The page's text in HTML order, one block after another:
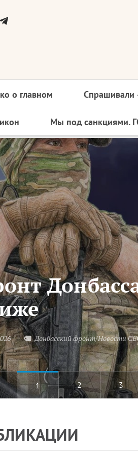
о главном Спрашивали
Мы под санкциями.
Донбасский фронт/Новости
1 2 3